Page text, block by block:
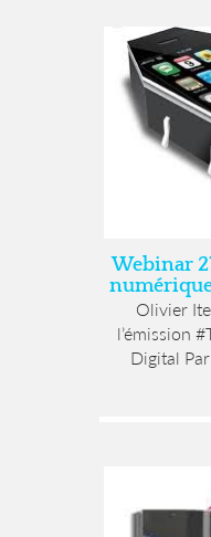
Webinar
Olivier
l’émission
Digital